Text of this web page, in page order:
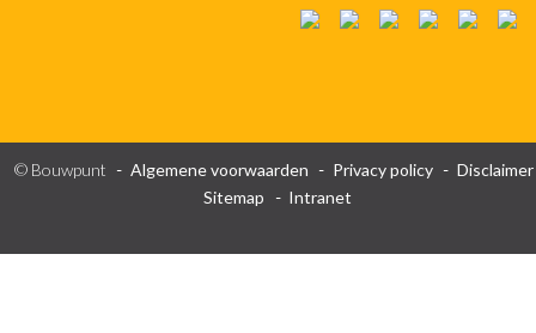
© Bouwpunt Algemene voorwaarden Privacy policy
Disclaimer
Sitemap
Intranet